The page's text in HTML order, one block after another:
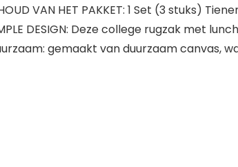
VAN HET PAKKET: 1 Set (3 stuks)
DESIGN: Deze college rugzak met
gemaakt van duurzaam canvas,